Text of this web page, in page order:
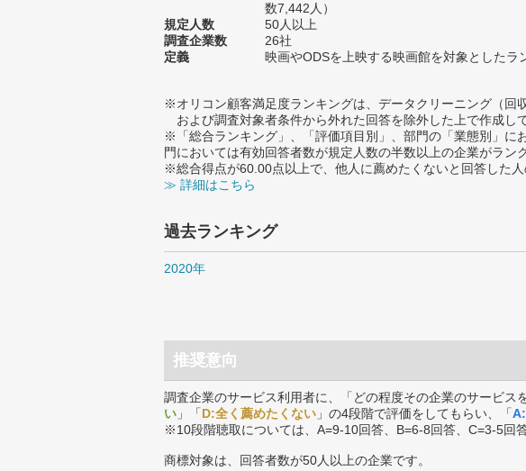
数7,442人）
規定人数
50人以上
調査企業数
26社
定義
映画やODSを上映する映画館を対象としたラ
※オリコン顧客満足度ランキングは、データクリーニング（回
および調査対象者条件から外れた回答を除外した上で作成して
※「総合ランキング」、「評価項目別」、部門の「業態別」に
門においては有効回答者数が規定人数の半数以上の企業がラン
※総合得点が60.00点以上で、他人に薦めたくないと回答した
≫ 詳細はこちら
過去ランキング
2020年
推奨意向
調査企業のサービス利用者に、「どの程度その企業のサービス
い 」「D:全く薦めたくない 」の4段階で評価をしてもらい、「
※10段階聴取については、A=9-10回答、B=6-8回答、C=3-5回
商標対象は、回答者数が50人以上の企業です。